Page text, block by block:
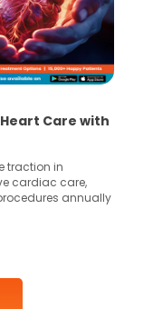
Sperm
are critical steps
In Vitro
(IUI). These
dream of